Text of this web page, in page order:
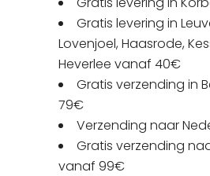
Gratis levering in
Lovenjoel, Haasrode,
Heverlee vanaf 40€
Gratis verzending in
79€
Verzending naar
Gratis verzending
vanaf 99€